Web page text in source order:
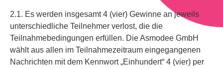
2.1. Es werden insgesamt 4 (vier) Gewinne an jeweils
unterschiedliche Teilnehmer verlost, die die
Teilnahmebedingungen erfüllen. Die Asmodee GmbH
wählt aus allen im Teilnahmezeitraum eingegangenen
Nachrichten mit dem Kennwort „Einhundert“ 4 (vier) per